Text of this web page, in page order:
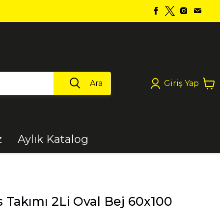
Ara Giriş Yap
Aletler
Aylık Katalog
2Li Oval Bej 60x100